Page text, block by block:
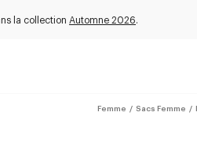
la collection Automne 2026.
Femme / Sacs Femme /